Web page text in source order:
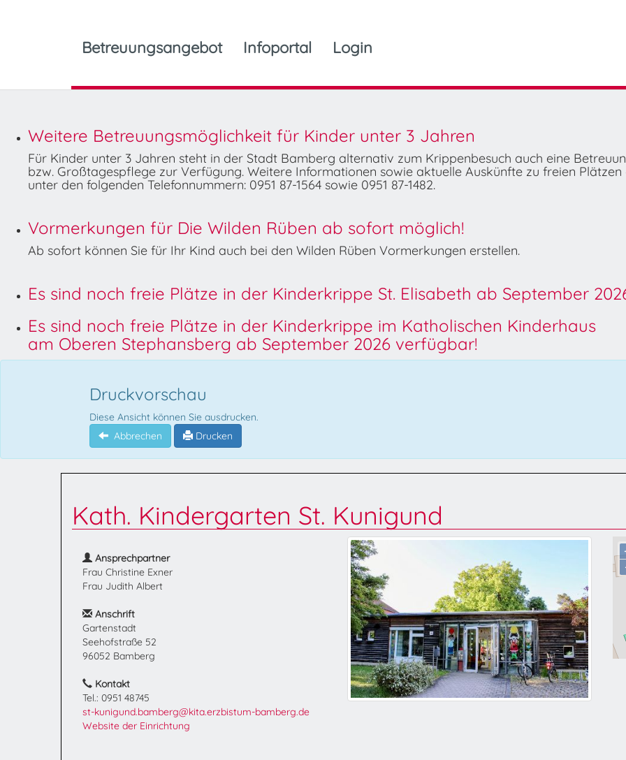
Betreuungsangebot Infoportal Login
Weitere Betreuungsmöglichkeit für Kinder unter 3 Jahren
Für Kinder unter 3 Jahren steht in der Stadt Bamberg alternativ zum Krippenbesuch auch eine
bzw. Großtagespflege zur Verfügung. Weitere Informationen sowie aktuelle Auskünfte zu freien Plätzen
unter den folgenden Telefonnummern: 0951 87-1564 sowie 0951 87-1482.
Vormerkungen für Die Wilden Rüben ab sofort möglich!
Ab sofort können Sie für Ihr Kind auch bei den Wilden Rüben Vormerkungen erstellen.
Es sind noch freie Plätze in der Kinderkrippe St. Elisabeth ab September
Es sind noch freie Plätze in der Kinderkrippe im Katholischen Kinderhaus
am Oberen Stephansberg ab September 2026 verfügbar!
Druckvorschau
Diese Ansicht können Sie ausdrucken.
Abbrechen
Drucken
Kath. Kindergarten St. Kunigund
Ansprechpartner
Frau Christine Exner
Frau Judith Albert
Anschrift
Gartenstadt
Seehofstraße 52
96052 Bamberg
Kontakt
Tel.: 0951 48745
st-kunigund.bamberg@kita.erzbistum-bamberg.de
Website der Einrichtung